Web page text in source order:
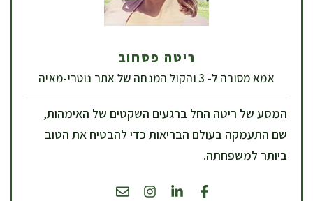
ריטה פסחוב
אמא מסורה ל- 3 והקול המנחה של אתר נוטרי-מאיה
המסע של ריטה החל ברגעים השקטים של האימהות,
שם התעמקה בעולם הבריאות כדי להבטיח את הטוב
ביותר למשפחתה.